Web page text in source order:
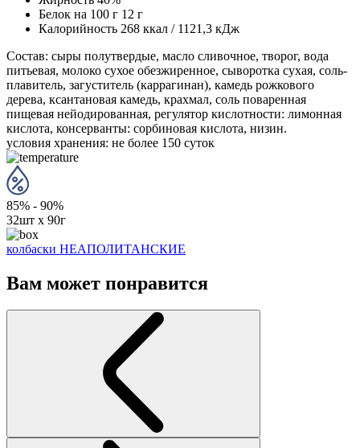
Белок на 100 г 12 г
Калорийность 268 ккал / 1121,3 кДж
Состав: сыры полутвердые, масло сливочное, творог, вода
питьевая, молоко сухое обезжиренное, сыворотка сухая, соль-
плавитель, загуститель (каррагинан), камедь рожкового
дерева, ксантановая камедь, крахмал, соль поваренная
пищевая нейодированная, регулятор кислотности: лимонная
кислота, консерванты: сорбиновая кислота, низин.
условия хранения: не более 150 суток
85% - 90%
32шт х 90г
колбаски НЕАПОЛИТАНСКИЕ
Вам может понравится